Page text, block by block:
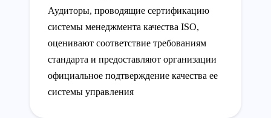
Аудиторы, проводящие сертификацию
системы менеджмента качества ISO,
оценивают соответствие требованиям
стандарта и предоставляют организации
официальное подтверждение качества ее
системы управления